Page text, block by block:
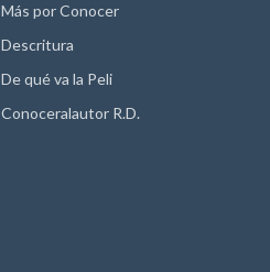
Más por Conocer
Descritura
De qué va la Peli
Conoceralautor R.D.